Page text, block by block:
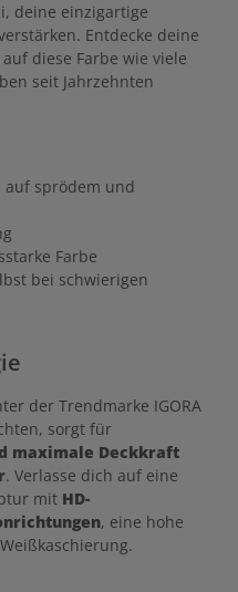
deine einzigartige
Entdecke deine
diese Farbe wie viele
seit Jahrzehnten
auf sprödem und
Farbe
bei schwierigen
der Trendmarke IGORA
sorgt für
maximale Deckkraft
. Verlasse dich auf eine
mit HD-
, eine hohe